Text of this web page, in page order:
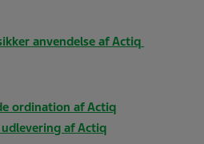
anvendelse af Actiq
ordination af Actiq
af Actiq